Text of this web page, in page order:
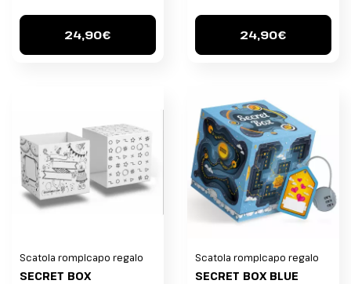
24,90€ 24,90€
Scatola rompicapo regalo
SECRET BOX
Scatola rompicapo regalo
SECRET BOX BLUE